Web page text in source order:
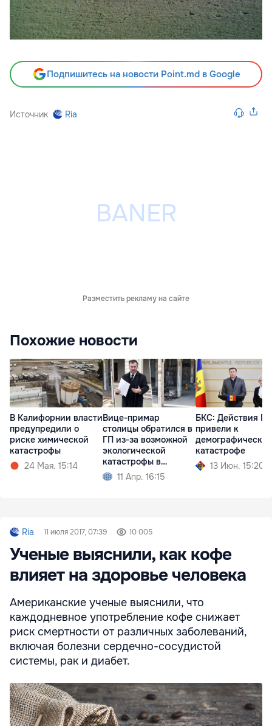
Подпишитесь на новости Point.md в Google
Источник Ria
Разместить рекламу на сайте
Похожие новости
В Калифорнии власти
предупредили о
риске химической
катастрофы
24 Мая. 15:14
Вице-примар
столицы обратился в
ГП из-за возможной
экологической
катастрофы в
Сынжере
11 Апр. 16:15
БКС: Действия
привели к
демографической
катастрофе
13 Июн. 15:20
Ria 11 июля 2017, 07:39 10 005
Ученые выяснили, как кофе
влияет на здоровье человека
Американские ученые выяснили, что
каждодневное употребление кофе снижает
риск смертности от различных заболеваний,
включая болезни сердечно-сосудистой
системы, рак и диабет.